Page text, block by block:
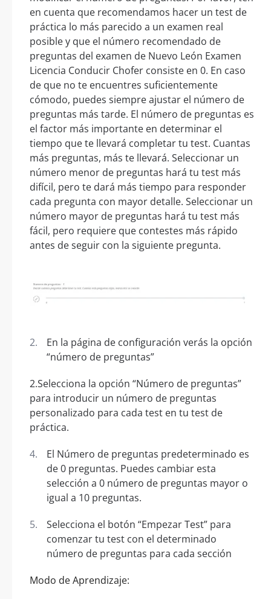
en cuenta que recomendamos hacer un test de
práctica lo más parecido a un examen real
posible y que el número recomendado de
preguntas del examen de Nuevo León Examen
Licencia Conducir Chofer consiste en 0. En caso
de que no te encuentres suficientemente
cómodo, puedes siempre ajustar el número de
preguntas más tarde. El número de preguntas es
el factor más importante en determinar el
tiempo que te llevará completar tu test. Cuantas
más preguntas, más te llevará. Seleccionar un
número menor de preguntas hará tu test más
difícil, pero te dará más tiempo para responder
cada pregunta con mayor detalle. Seleccionar un
número mayor de preguntas hará tu test más
fácil, pero requiere que contestes más rápido
antes de seguir con la siguiente pregunta.
En la página de configuración verás la opción
“número de preguntas”
2.Selecciona la opción “Número de preguntas”
para introducir un número de preguntas
personalizado para cada test en tu test de
práctica.
El Número de preguntas predeterminado es
de 0 preguntas. Puedes cambiar esta
selección a 0 número de preguntas mayor o
igual a 10 preguntas.
Selecciona el botón “Empezar Test” para
comenzar tu test con el determinado
número de preguntas para cada sección
Modo de Aprendizaje: